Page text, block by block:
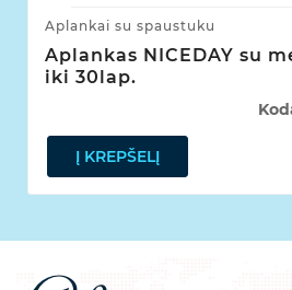
Aplankai su spaustuku
Aplankas NICEDAY su
iki 30lap.
Į KREPŠELĮ